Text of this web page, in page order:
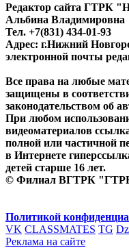
Редактор сайта ГТРК
Альбина Владимировна
Тел. +7(831) 434-01-93
Адрес: г.Нижний
электронной почты
Все права на любые
защищены в
законодательством об
При любом
видеоматериалов
полной или частичной
в Интернете
детей старше 16 лет.
© Филиал ВГТРК
Политикой
VK CLASSMATES TG
Реклама на сайте